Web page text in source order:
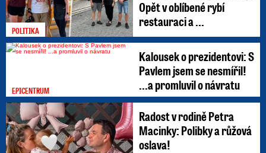
POLITIKA
Opět v oblíbené rybí
restauraci a ...
EPICENTRUM
Kalousek o prezidentovi: S
Pavlem jsem se nesmířil!
...a promluvil o návratu
Radost v rodině Petra
Macinky: Polibky a růžová
oslava!